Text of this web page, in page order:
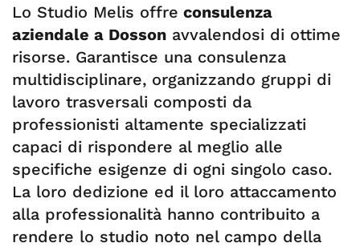
Lo Studio Melis offre consulenza
aziendale a Dosson avvalendosi di ottime
risorse. Garantisce una consulenza
multidisciplinare, organizzando gruppi di
lavoro trasversali composti da
professionisti altamente specializzati
capaci di rispondere al meglio alle
specifiche esigenze di ogni singolo caso.
La loro dedizione ed il loro attaccamento
alla professionalità hanno contribuito a
rendere lo studio noto nel campo della